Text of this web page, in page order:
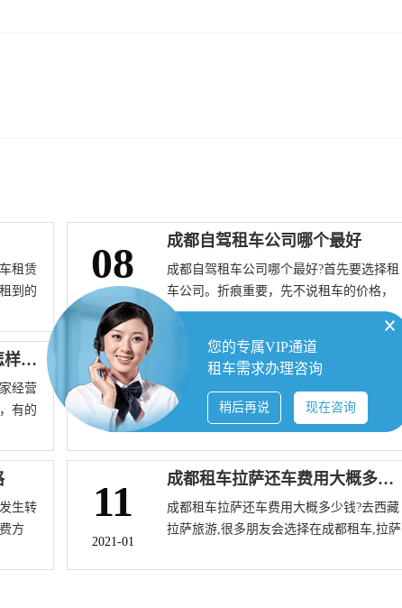
租赁
到的
08
2021-01
成都自驾租车公司哪个最好
成都自驾租车公司哪个最好?首先要选择租
车公司。折痕重要，先不说租车的价格，
一家好的租车公司不管是车型，还是车的
安全性能上都是有保障得，一般好的租车
公司的车型都比较丰富，顾客选择面广，
车的数量也相对较多，至于安全性能的
话，好的租车公司的 车辆都会有安全保障
的，这些都会没个一段时间做一次安全检
检查费和维修费，所以他们的安全系数很
低。
2021年春节成都租商务车怎样租车最省钱？价格是多少
经营
有的
租车
应专
11
2021-01
众所周知宝马是偏贵的汽车品牌了，宝马3
系的价格基本上在30万到41万之间，不同
的配置会导致价格有所落差，但不管怎么
样对于一般的家庭呢也是一笔不小的开支
了，如果想要试试手感，过过瘾的话呢，
生转
方
费方
11
2021-01
成都租车拉萨还车费用大概多少钱
成都租车拉萨还车费用大概多少钱?去西藏
拉萨旅游,很多朋友会选择在成都租车,拉萨
关于成都租车拉萨还车费用问题,下面小编
您的专属VIP通道
租车需求办理咨询
稍后再说 现在咨询